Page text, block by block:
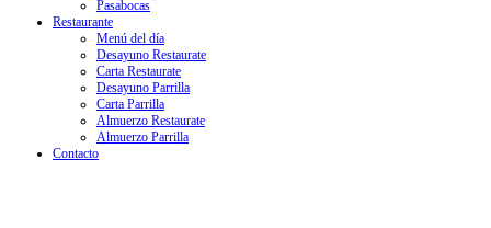
Pasabocas
Restaurante
Menú del día
Desayuno Restaurate
Carta Restaurate
Desayuno Parrilla
Carta Parrilla
Almuerzo Restaurate
Almuerzo Parrilla
Contacto